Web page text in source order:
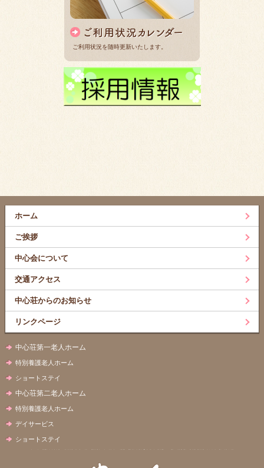
ご利用状況を随時更新いたします。
ホーム
ご挨拶
中心会について
交通アクセス
中心荘からのお知らせ
リンクページ
中心荘第一老人ホーム
特別養護老人ホーム
ショートステイ
中心荘第二老人ホーム
特別養護老人ホーム
デイサービス
ショートステイ